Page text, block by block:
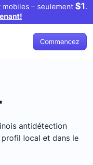
– seulement$1.
Commencez
antidétection
local et dans le